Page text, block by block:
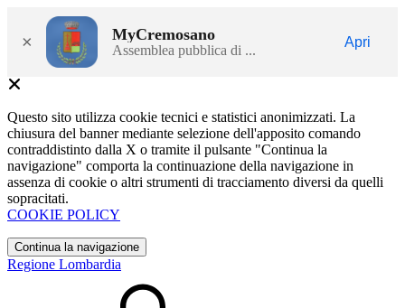
× MyCremosano
Assemblea pubblica di ...
Apri
Questo sito utilizza cookie tecnici e statistici anonimizzati. La
chiusura del banner mediante selezione dell'apposito comando
contraddistinto dalla X o tramite il pulsante "Continua la
navigazione" comporta la continuazione della navigazione in
assenza di cookie o altri strumenti di tracciamento diversi da quelli
sopracitati.
COOKIE POLICY
Continua la navigazione
Regione Lombardia